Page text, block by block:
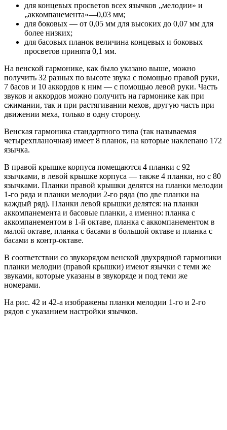
для концевых просветов всех язычков „мелодии» и
„аккомпанемента»—0,03 мм;
для боковых — от 0,05 мм для высоких до 0,07 мм для
более низких;
для басовых планок величина концевых и боковых
просветов принята 0,1 мм.
На венской гармонике, как было указано выше, можно
получить 32 разных по высоте звука с помощью правой руки,
7 басов и 10 аккордов к ним — с помощью левой руки. Часть
звуков и аккордов можно получить на гармонике как при
сжимании, так и при растягивании мехов, другую часть при
движении меха, только в одну сторону.
Венская гармоника стандартного типа (так называемая
четырехпланочная) имеет 8 планок, на которые наклепано 172
язычка.
В правой крышке корпуса помещаются 4 планки с 92
язычками, в левой крышке корпуса — также 4 планки, но с 80
язычками. Планки правой крышки делятся на планки мелодии
1-го ряда и планки мелодии 2-го ряда (по две планки на
каждый ряд). Планки левой крышки делятся: на планки
аккомпанемента и басовые планки, а именно: планка с
аккомпанементом в 1-й октаве, планка с аккомпанементом в
малой октаве, планка с басами в большой октаве и планка с
басами в контр-октаве.
В соответствии со звукорядом венской двухрядной гармоники
планки мелодии (правой крышки) имеют язычки с теми же
звуками, которые указаны в звукоряде и под теми же
номерами.
На рис. 42 и 42-а изображены планки мелодии 1-го и 2-го
рядов с указанием настройки язычков.